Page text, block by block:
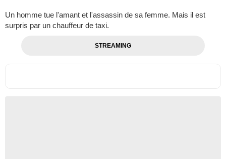
Un homme tue l'amant et l'assassin de sa femme. Mais il est
surpris par un chauffeur de taxi.
STREAMING